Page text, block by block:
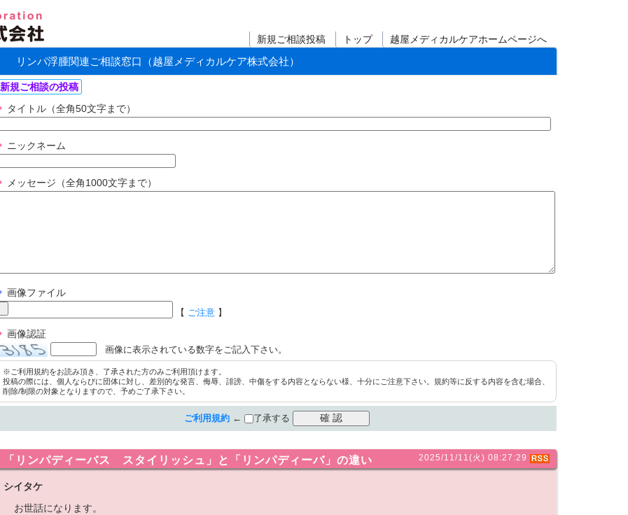
越屋メディカルケアホームページへ
トップ
新規ご相談投稿
リンパ浮腫関連ご相談窓口（越屋メディカルケア株式会社）
新規ご相談の投稿
タイトル（全角50文字まで）
ニックネーム
メッセージ（全角1000文字まで）
画像ファイル
【 ご注意 】
画像認証
画像に表示されている数字をご記入下さい。
※ご利用規約をお読み頂き、了承された方のみご利用頂けます。
投稿の際には、個人ならびに団体に対し、差別的な発言、侮辱、誹謗、中傷をする内容とならない様、十分にご注意下さい。規約等に反する内容を含む場合、
削除/制限の対象となりますので、予めご了承下さい。
ご利用規約← 了承する
「リンパディーバス スタイリッシュ」と「リンパディーバ」の違い 2025/11/11(火) 08:27:29
シイタケ
お世話になります。